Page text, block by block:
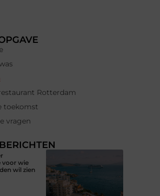
Rotterdam
toekomst
vragen
voor wie
wil zien